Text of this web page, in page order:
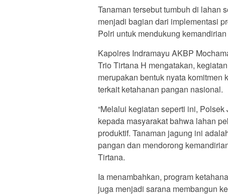
Tanaman tersebut tumbuh di lahan
menjadi bagian dari implementasi
Polri untuk mendukung
Kapolres Indramayu AKBP
Trio Tirtana H mengatakan,
merupakan bentuk nyata
terkait ketahanan pangan nasional.
“Melalui kegiatan seperti ini,
kepada masyarakat bahwa lahan
produktif. Tanaman jagung ini
pangan dan mendorong
Tirtana.
Ia menambahkan, program
juga menjadi sarana membangun